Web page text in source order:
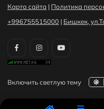
Карта сайта | Политика
+996755515000 | Бишкек,